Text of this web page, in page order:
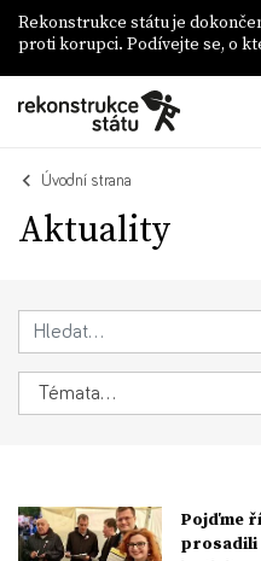
Rekonstrukce státu je
proti korupci. Podívejte se, o
Úvodní strana
Aktuality
Pojďme
prosadili